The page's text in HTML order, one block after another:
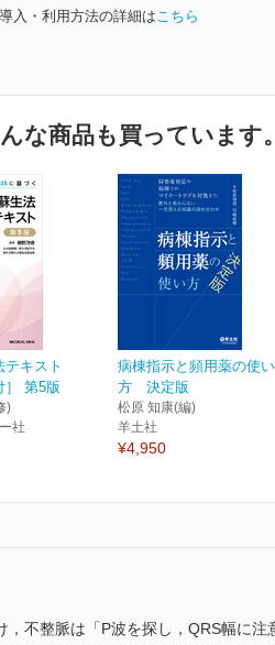
入・利用方法の詳細はこちら
な商品も買っています。
テキスト
］ 第5版
)
社
病棟指示と頻用薬の使い
方 決定版
松原 知康(編)
羊土社
¥4,950
，不整脈は「P波を探し，QRS幅に